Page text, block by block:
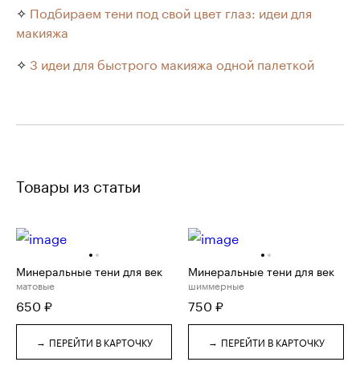
✧ Подбираем тени под свой цвет глаз: идеи для
макияжа
✧ 3 идеи для быстрого макияжа одной палеткой
Товары из статьи
Минеральные тени для век
матовые
650 ₽
→ ПЕРЕЙТИ В КАРТОЧКУ
Минеральные тени для век
шиммерные
750 ₽
→ ПЕРЕЙТИ В КАРТОЧКУ